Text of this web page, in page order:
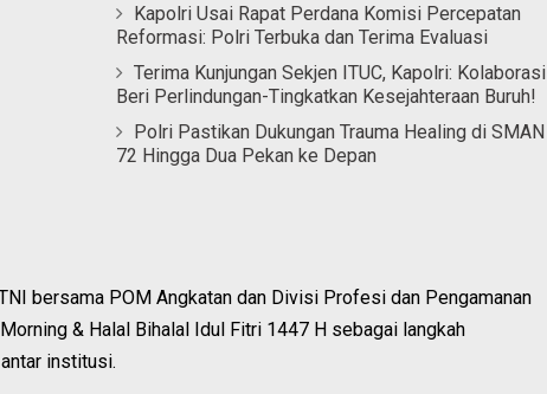
Kapolri Usai Rapat Perdana Komisi Percepatan
Reformasi: Polri Terbuka dan Terima Evaluasi
Terima Kunjungan Sekjen ITUC, Kapolri: Kolaborasi
Beri Perlindungan-Tingkatkan Kesejahteraan Buruh!
Polri Pastikan Dukungan Trauma Healing di SMAN
72 Hingga Dua Pekan ke Depan
bersama POM Angkatan dan Divisi Profesi dan Pengamanan
& Halal Bihalal Idul Fitri 1447 H sebagai langkah
institusi.